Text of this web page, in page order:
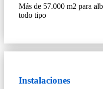
Más de 57.000 m2 para
todo tipo
Instalaciones